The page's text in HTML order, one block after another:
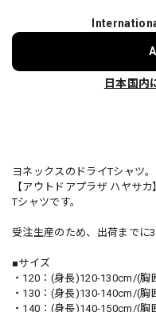
日本国内
ヨネックスのドライTシャツ。
【アウトドアプラザ ハヤサ
Tシャツです。
受注生産のため、出荷までに
■サイズ
・120：(身長)120-130cm/(
・130：(身長)130-140cm/(
・140：(身長)140-150cm/(